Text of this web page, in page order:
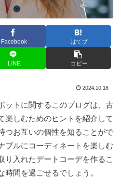
Facebook はてブ
LINE コピー
2024.10.18
ットに関するこのブログは、古
楽しむためのヒントを紹介して
つお互いの個性を知ることがで
ブルにコーディネートを楽しむ
り入れたデートコーデを作るこ
時間を過ごせるでしょう。